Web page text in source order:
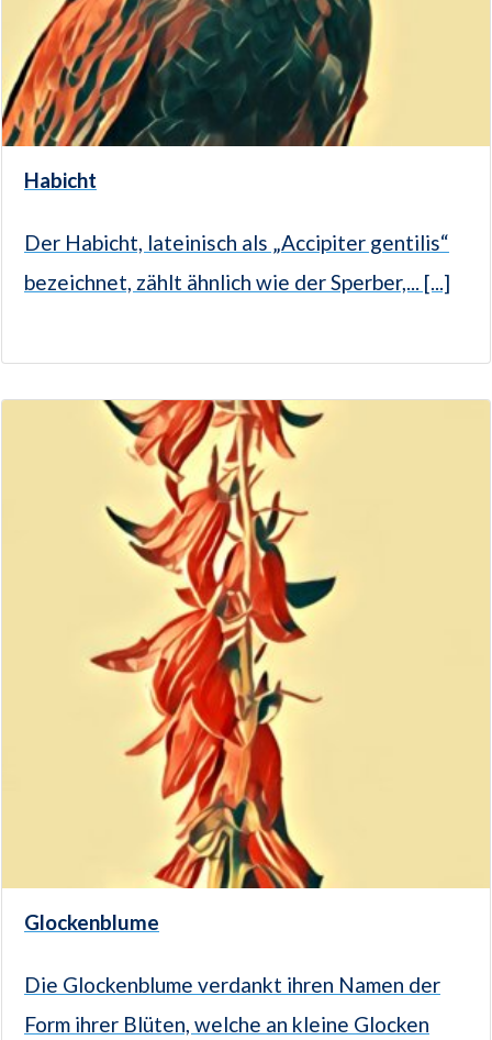
Habicht
Der Habicht, lateinisch als „Accipiter gentilis“
bezeichnet, zählt ähnlich wie der Sperber,... [...]
Glockenblume
Die Glockenblume verdankt ihren Namen der
Form ihrer Blüten, welche an kleine Glocken